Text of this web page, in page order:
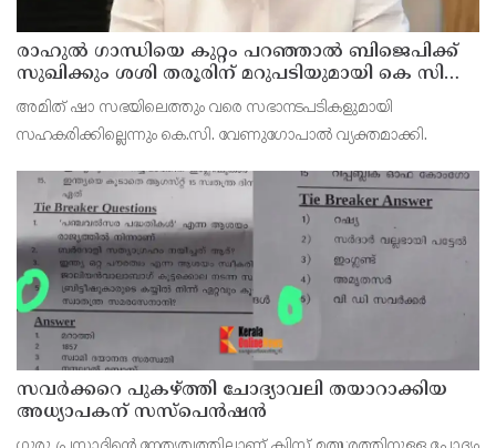
രാഹുല്‍ ഗാന്ധിയെ കുറ്റം പറഞ്ഞാല്‍ ബിജെപിക്ക്
സുഖിക്കും ശശി തരൂരിന് മറുപടിയുമായി കെ സി
വേണുഗോപാല്‍
അമിത് ഷാ സഭയിലെത്തും വരെ സഭാനടപടികളുമായി
സഹകരിക്കില്ലെന്നും കെ.സി. വേണുഗോപാല്‍ വ്യക്തമാക്കി.
സവര്‍ക്കറെ പുകഴ്ത്തി ചോദ്യാവലി തയാറാക്കിയ
അധ്യാപകന് സസ്‌പെന്‍ഷന്‍